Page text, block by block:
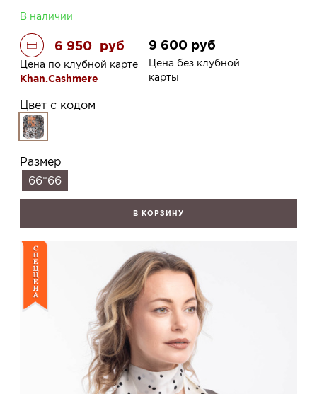
В наличии
6 950 руб
Цена по клубной карте
Khan.Cashmere
9 600 руб
Цена без клубной
карты
Цвет с кодом
Размер
66*66
В КОРЗИНУ